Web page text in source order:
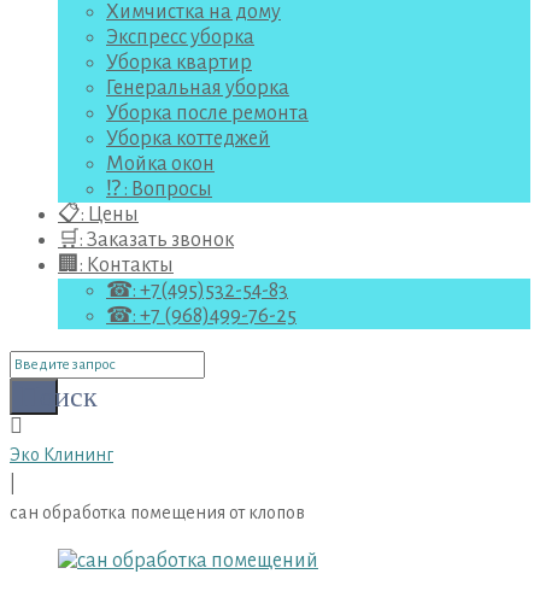
Химчистка на дому
Экспресс уборка
Уборка квартир
Генеральная уборка
Уборка после ремонта
Уборка коттеджей
Мойка окон
⁉ : Вопросы
📋: Цены
🛒: Заказать звонок
🏢: Контакты
☎: +7(495)532-54-83
☎: +7 (968)499-76-25
Поиск
для:Поиск
Эко Клининг
сан обработка помещения от клопов
Метка: